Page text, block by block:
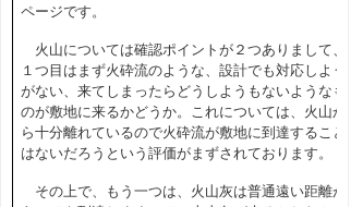
ページです。
火山については確認ポイントが２つありまして、
１つ目はまず火砕流のような、設計でも対応しよう
がない、来てしまったらどうしようもないようなも
のが敷地に来るかどうか。これについては、火山か
ら十分離れているので火砕流が敷地に到達すること
はないだろうという評価がまずされております。
その上で、もう一つは、火山灰は普通遠い距離が